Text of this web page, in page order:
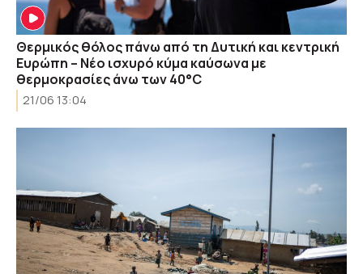
Θερμικός θόλος πάνω από τη Δυτική και κεντρική
Ευρώπη – Νέο ισχυρό κύμα καύσωνα με
θερμοκρασίες άνω των 40°C
21/06 13:04